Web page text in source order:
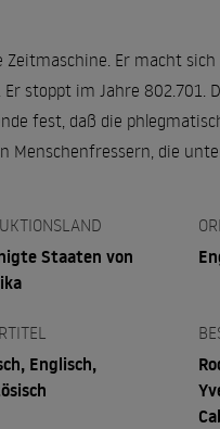
Er macht
stoppt im Jahre
fest, daß die
Menschenfressern, die
Staaten von
Englisch,